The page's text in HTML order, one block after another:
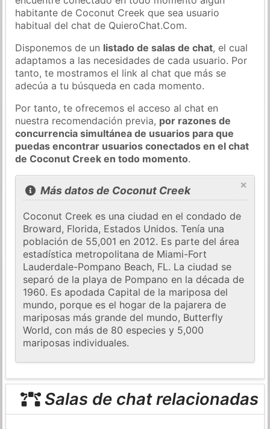
habitante de Coconut Creek que sea usuario
habitual del chat de QuieroChat.Com.
Disponemos de un listado de salas de chat, el cual
adaptamos a las necesidades de cada usuario. Por
tanto, te mostramos el link al chat que más se
adecúa a tu búsqueda en cada momento.
Por tanto, te ofrecemos el acceso al chat en
nuestra recomendación previa, por razones de
concurrencia simultánea de usuarios para que
puedas encontrar usuarios conectados en el chat
de Coconut Creek en todo momento.
×
Más datos de Coconut Creek
Coconut Creek es una ciudad en el condado de
Broward, Florida, Estados Unidos. Tenía una
población de 55,001 en 2012. Es parte del área
estadística metropolitana de Miami-Fort
Lauderdale-Pompano Beach, FL. La ciudad se
separó de la playa de Pompano en la década de
1960. Es apodada Capital de la mariposa del
mundo, porque es el hogar de la pajarera de
mariposas más grande del mundo, Butterfly
World, con más de 80 especies y 5,000
mariposas individuales.
Salas de chat relacionadas